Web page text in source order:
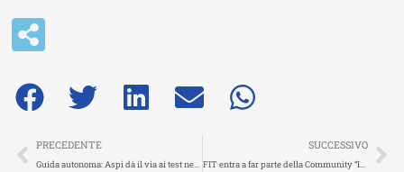
Precedente
PRECEDENTE
Guida autonoma: Aspi dà il via ai test nel traffico sulla A26
SUCCESSIVO
FIT entra a far parte della Community “International Data Space Association” (IDSA)